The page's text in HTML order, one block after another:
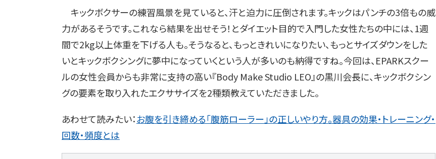
キックボクサーの練習風景を見ていると、汗と迫力に圧倒されます。キックはパンチの3倍もの威
力があるそうです。これなら結果を出せそう！とダイエット目的で入門した女性たちの中には、1週
間で2kg以上体重を下げる人も。そうなると、もっときれいになりたい、もっとサイズダウンをした
いとキックボクシングに夢中になっていくという人が多いのも納得ですね。今回は、EPARKスクー
ルの女性会員からも非常に支持の高い『Body Make Studio LEO』の黒川会長に、キックボクシン
グの要素を取り入れたエクササイズを2種類教えていただきました。
あわせて読みたい：お腹を引き締める「腹筋ローラー」の正しいやり方。器具の効果・トレーニング・
回数・頻度とは